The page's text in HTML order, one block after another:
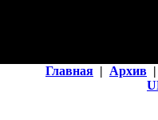
Главная | Архив |